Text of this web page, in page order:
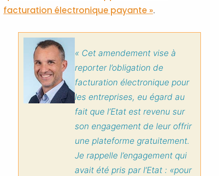
facturation électronique payante ».
« Cet amendement vise à
reporter l’obligation de
facturation électronique pour
les entreprises, eu égard au
fait que l’Etat est revenu sur
son engagement de leur offrir
une plateforme gratuitement.
Je rappelle l’engagement qui
avait été pris par l’Etat : «pour